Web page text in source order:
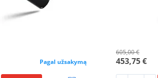
Pagal užsakymą
605,00 €
453,75 €